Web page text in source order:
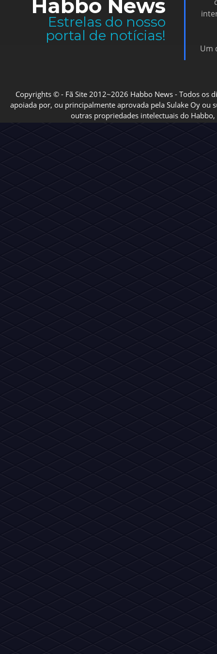
Habbo News
Estrelas do nosso
portal de notícias!
Um
Copyrights © - Fã Site 2012~2026 Habbo News - Todos os
apoiada por, ou principalmente aprovada pela Sulake Oy ou
outras propriedades intelectuais do